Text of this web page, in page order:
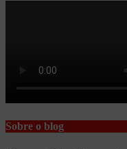
Sobre o blog